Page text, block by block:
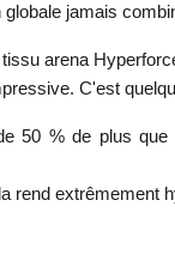
jamais
arena
C'est
50 % de plus
rend extrêmement